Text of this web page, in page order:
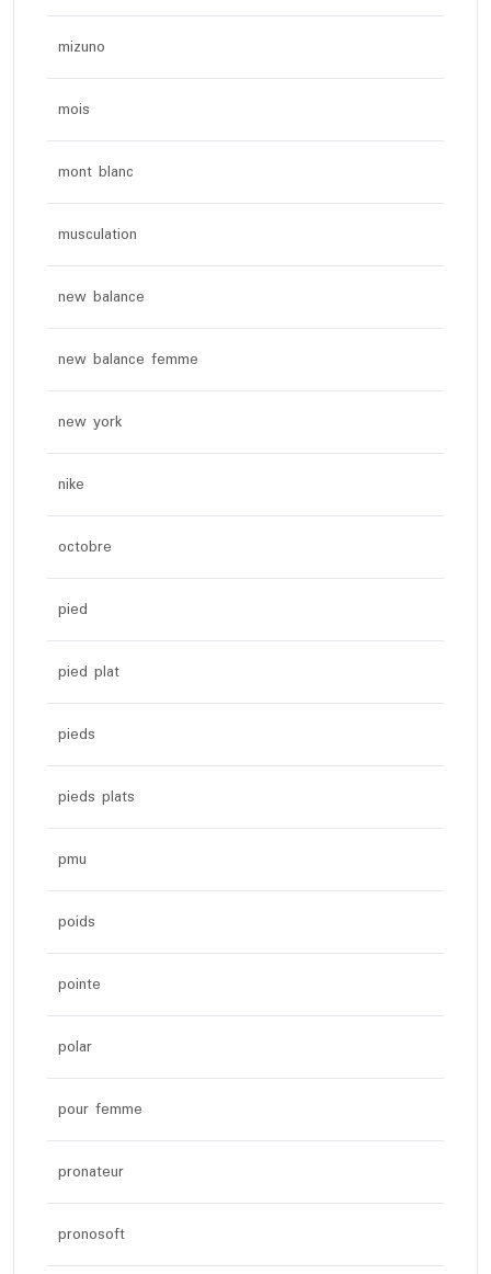
mizuno
mois
mont blanc
musculation
new balance
new balance femme
new york
nike
octobre
pied
pied plat
pieds
pieds plats
pmu
poids
pointe
polar
pour femme
pronateur
pronosoft